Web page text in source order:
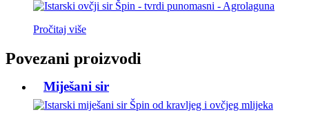
Pročitaj više
Povezani proizvodi
Miješani sir